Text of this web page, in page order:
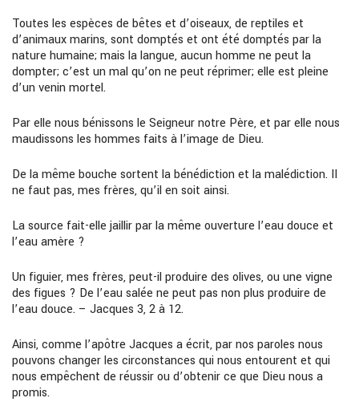
Toutes les espèces de bêtes et d’oiseaux, de reptiles et
d’animaux marins, sont domptés et ont été domptés par la
nature humaine; mais la langue, aucun homme ne peut la
dompter; c’est un malqu’on ne peut réprimer; elle est pleine
d’un venin mortel.
Par elle nous bénissons le Seigneur notre Père, et par elle nous
maudissons les hommes faits à l’image de Dieu.
De la même bouche sortent la bénédiction et la malédiction. II
ne faut pas, mes frères, qu’il en soit ainsi.
La source fait-elle jaillir par la même ouverture l’eau douce et
l’eau amère ?
Un figuier, mes frères, peut-ilproduire des olives, ou une vigne
des figues ? De l’eau salée ne peut pas non plus produire de
l’eau douce. – Jacques 3, 2 à 12.
Ainsi, comme l’apôtre Jacques a écrit, par nos paroles nous
pouvons changer les circonstances qui nous entourent et qui
nous empêchent de réussir ou d’obtenir ce que Dieu nous a
promis.